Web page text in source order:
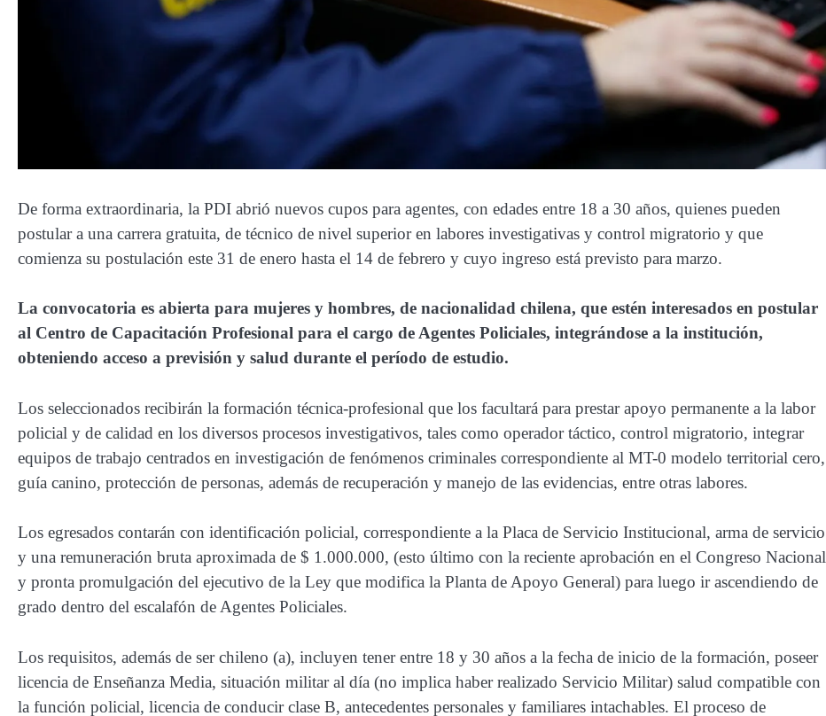
De forma extraordinaria, la PDI abrió nuevos cupos para agentes, con edades entre 18 a 30 años, quienes pueden
postular a una carrera gratuita, de técnico de nivel superior en labores investigativas y control migratorio y que
comienza su postulación este 31 de enero hasta el 14 de febrero y cuyo ingreso está previsto para marzo.
La convocatoria es abierta para mujeres y hombres, de nacionalidad chilena, que estén interesados en postular
al Centro de Capacitación Profesional para el cargo de Agentes Policiales, integrándose a la institución,
obteniendo acceso a previsión y salud durante el período de estudio.
Los seleccionados recibirán la formación técnica-profesional que los facultará para prestar apoyo permanente a la labor
policial y de calidad en los diversos procesos investigativos, tales como operador táctico, control migratorio, integrar
equipos de trabajo centrados en investigación de fenómenos criminales correspondiente al MT-0 modelo territorial cero,
guía canino, protección de personas, además de recuperación y manejo de las evidencias, entre otras labores.
Los egresados contarán con identificación policial, correspondiente a la Placa de Servicio Institucional, arma de servicio
y una remuneración bruta aproximada de $ 1.000.000, (esto último con la reciente aprobación en el Congreso Nacional
y pronta promulgación del ejecutivo de la Ley que modifica la Planta de Apoyo General) para luego ir ascendiendo de
grado dentro del escalafón de Agentes Policiales.
Los requisitos, además de ser chileno (a), incluyen tener entre 18 y 30 años a la fecha de inicio de la formación, poseer
licencia de Enseñanza Media, situación militar al día (no implica haber realizado Servicio Militar) salud compatible con
la función policial, licencia de conducir clase B, antecedentes personales y familiares intachables. El proceso de